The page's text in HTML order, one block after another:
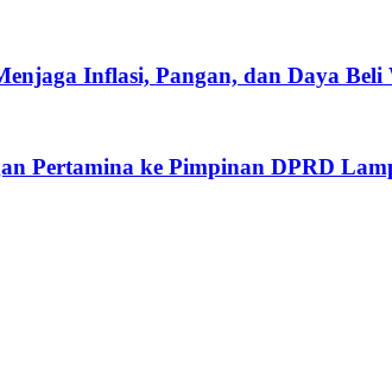
Inflasi, Pangan, dan Daya Beli
Pertamina ke Pimpinan DPRD